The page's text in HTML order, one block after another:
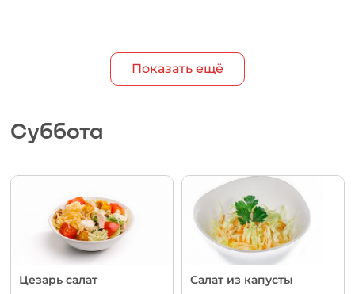
Показать ещё
Суббота
Цезарь салат Салат из капусты